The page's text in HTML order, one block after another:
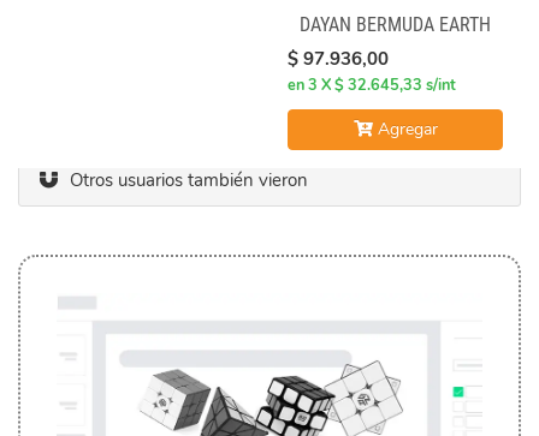
DAYAN BERMUDA EARTH
$ 97.936,00
en 3 X $ 32.645,33 s/int
Agregar
Otros usuarios también vieron